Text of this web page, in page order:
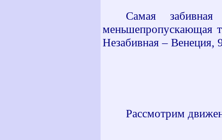
Самая
меньшепропускающая
Незабивная – Венеция,
Рассмотрим